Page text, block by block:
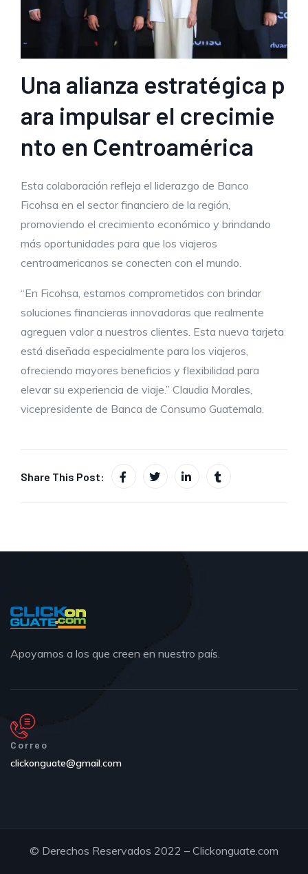
Una alianza estratégica p
ara impulsar el crecimie
nto en Centroamérica
Esta colaboración refleja el liderazgo de Banco
Ficohsa en el sector financiero de la región,
promoviendo el crecimiento económico y brindando
más oportunidades para que los viajeros
centroamericanos se conecten con el mundo.
“En Ficohsa, estamos comprometidos con brindar
soluciones financieras innovadoras que realmente
agreguen valor a nuestros clientes. Esta nueva tarjeta
está diseñada especialmente para los viajeros,
ofreciendo mayores beneficios y flexibilidad para
elevar su experiencia de viaje.” Claudia Morales,
vicepresidente de Banca de Consumo Guatemala.
Share This Post:
Apoyamos a los que creen en nuestro país.
Correo
clickonguate@gmail.com
© Derechos Reservados 2022 – Clickonguate.com